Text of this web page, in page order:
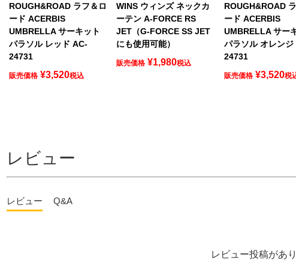
ROUGH&ROAD ラフ＆ロ
ード ACERBIS
UMBRELLA サーキット
パラソル レッド AC-
24731
販売価格 ¥3,520税込
WINS ウィンズ ネックカ
ーテン A-FORCE RS
JET（G-FORCE SS JET
にも使用可能）
販売価格 ¥1,980税込
ROUGH&ROAD
ード ACERBIS
UMBRELLA サー
パラソル オレンジ
24731
販売価格 ¥3,520税
レビュー
レビュー Q&A
レビュー投稿があ